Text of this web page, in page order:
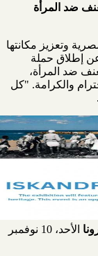
ضد المرأة
وتعزيز مكانتها
إطلاق حملة
ضد المرأة،
والكرامة. "كل
الأحد، 10 نوفمبر